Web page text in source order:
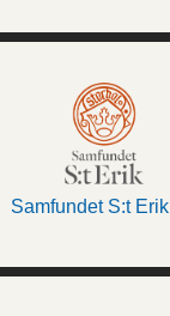
Samfundet S:t Erik